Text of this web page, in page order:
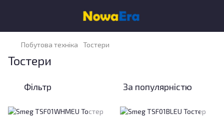
Побутова техніка Тостери
Тостери
Фільтр За популярністю